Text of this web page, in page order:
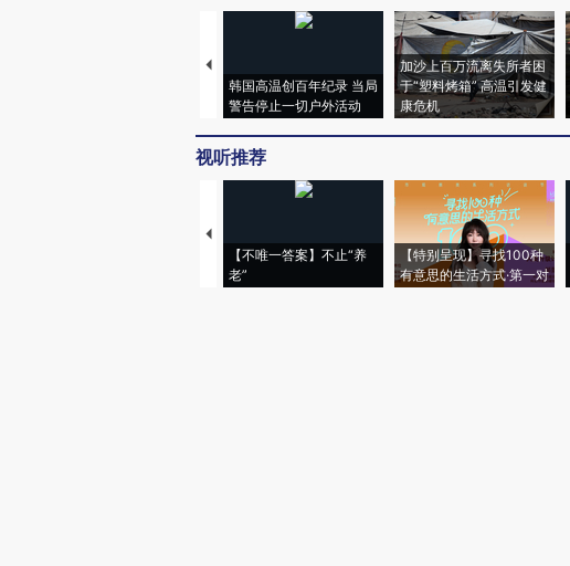
韩国高温创百年纪录 当局
警告停止一切户外活动
加沙上百万流离失所者困
于“塑料烤箱” 高温引发健
康危机
视听推荐
【不唯一答案】不止“养
老”
【特别呈现】寻找100种
有意思的生活方式·第一对